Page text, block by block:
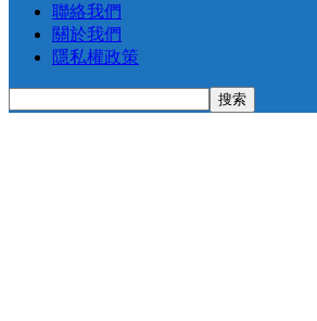
聯絡我們
關於我們
隱私權政策